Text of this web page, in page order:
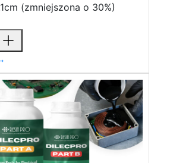
(zmniejszona o 30%)